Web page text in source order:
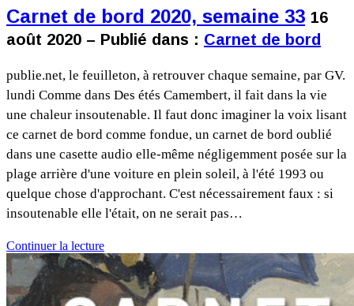
Carnet de bord 2020, semaine 33 16
août 2020 – Publié dans : Carnet de bord
publie.net, le feuilleton, à retrouver chaque semaine, par GV.
lundi Comme dans Des étés Camembert, il fait dans la vie
une chaleur insoutenable. Il faut donc imaginer la voix lisant
ce carnet de bord comme fondue, un carnet de bord oublié
dans une casette audio elle-même négligemment posée sur la
plage arrière d'une voiture en plein soleil, à l'été 1993 ou
quelque chose d'approchant. C'est nécessairement faux : si
insoutenable elle l'était, on ne serait pas…
Continuer la lecture